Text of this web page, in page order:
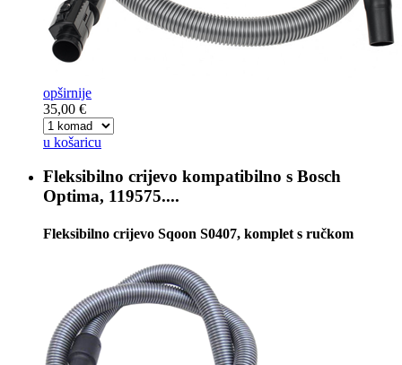
opširnije
35,00 €
u košaricu
Fleksibilno crijevo kompatibilno s Bosch
Optima, 119575....
Fleksibilno crijevo Sqoon S0407, komplet s ručkom